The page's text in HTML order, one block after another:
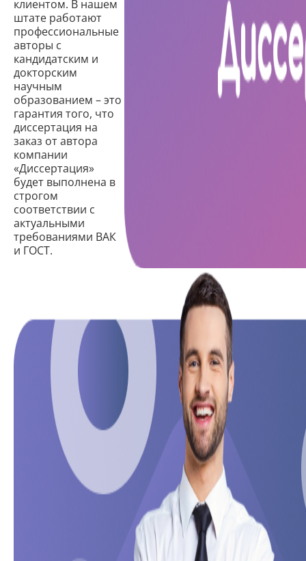
клиентом. В нашем
штате работают
профессиональные
авторы с
кандидатским и
докторским
научным
образованием – это
гарантия того, что
диссертация на
заказ от автора
компании
«Диссертация»
будет выполнена в
строгом
соответствии с
актуальными
требованиями ВАК
и ГОСТ.